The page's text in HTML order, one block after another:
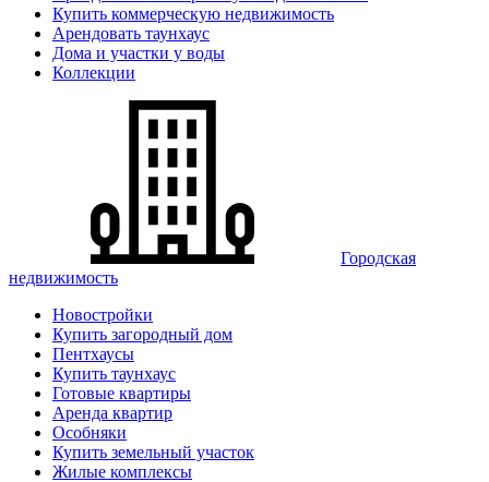
Купить коммерческую недвижимость
Арендовать таунхаус
Дома и участки у воды
Коллекции
Городская
недвижимость
Новостройки
Купить загородный дом
Пентхаусы
Купить таунхаус
Готовые квартиры
Аренда квартир
Особняки
Купить земельный участок
Жилые комплексы